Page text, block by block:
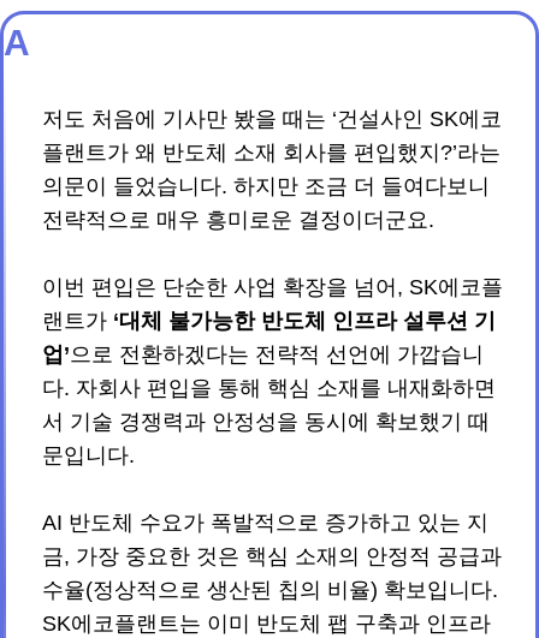
A
저도 처음에 기사만 봤을 때는 ‘건설사인 SK에코
플랜트가 왜 반도체 소재 회사를 편입했지?’라는
의문이 들었습니다. 하지만 조금 더 들여다보니
전략적으로 매우 흥미로운 결정이더군요.
이번 편입은 단순한 사업 확장을 넘어, SK에코플
랜트가 ‘대체 불가능한 반도체 인프라 설루션 기
업’으로 전환하겠다는 전략적 선언에 가깝습니
다. 자회사 편입을 통해 핵심 소재를 내재화하면
서 기술 경쟁력과 안정성을 동시에 확보했기 때
문입니다.
AI 반도체 수요가 폭발적으로 증가하고 있는 지
금, 가장 중요한 것은 핵심 소재의 안정적 공급과
수율(정상적으로 생산된 칩의 비율) 확보입니다.
SK에코플랜트는 이미 반도체 팹 구축과 인프라